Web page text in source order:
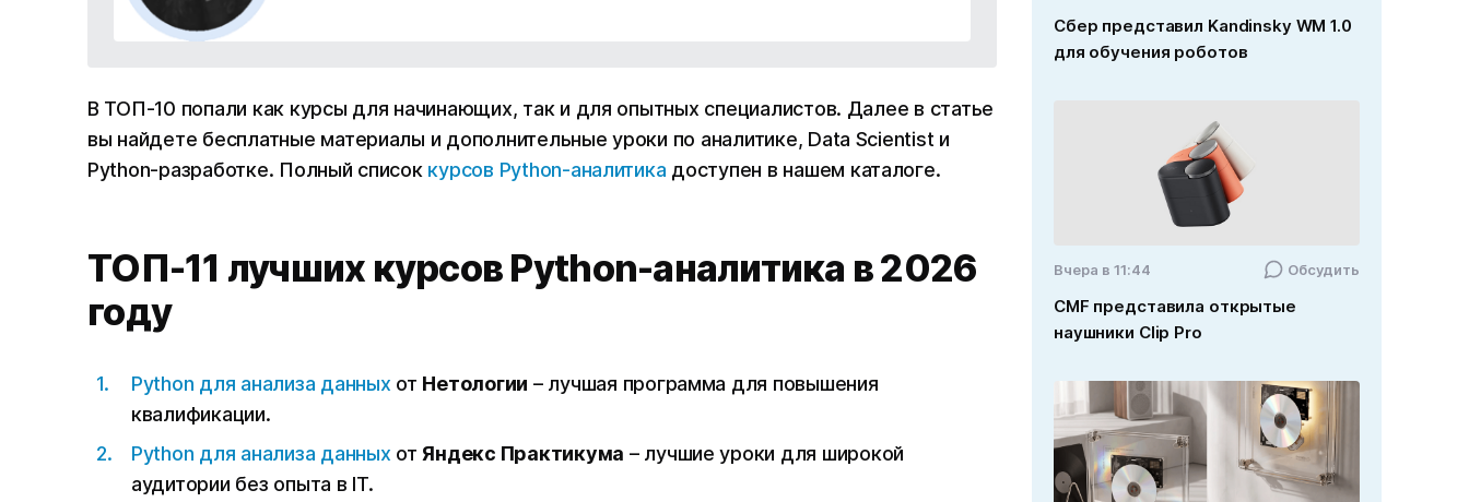
В ТОП-10 попали как курсы для начинающих, так и для опытных специалистов. Далее в статье
вы найдете бесплатные материалы и дополнительные уроки по аналитике, Data Scientist и
Python-разработке. Полный список курсов Python-аналитика доступен в нашем каталоге.
ТОП-11 лучших курсов Python-аналитика в 2026
году
Python для анализа данных от Нетологии – лучшая программа для повышения
квалификации.
Python для анализа данных от Яндекс Практикума – лучшие уроки для широкой
аудитории без опыта в IT.
Сбер представил Kandinsky WM 1.0
для обучения роботов
Вчера в 11:44 Обсудить
CMF представила открытые
наушники Clip Pro